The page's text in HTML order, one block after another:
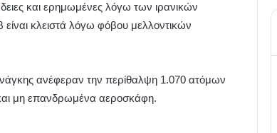
και ερημωμένες λόγω των ιρανικών
κλειστά λόγω φόβου μελλοντικών
ανέφεραν την περίθαλψη 1.070 ατόμων
μη επανδρωμένα αεροσκάφη.